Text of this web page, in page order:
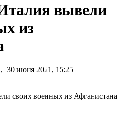
вывели
из
, 30 июня 2021, 15:25